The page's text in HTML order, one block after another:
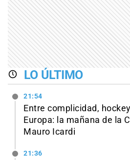
LO ÚLTIMO
21:54
Entre complicidad,
Europa: la mañana de la
Mauro Icardi
21:36